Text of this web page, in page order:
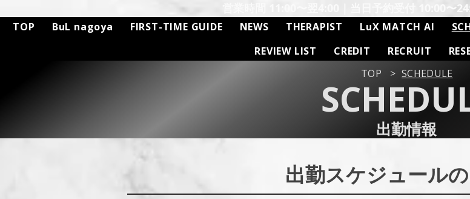
営業時間 11:00〜翌4:00｜当日予約受付 10:00〜
TOP BuL nagoya FIRST-TIME GUIDE NEWS THERAPIST LuX MATCH AI
REVIEW LIST
CREDIT RECRUIT
TOP > SCHEDULE
出勤情報
出勤スケジュール